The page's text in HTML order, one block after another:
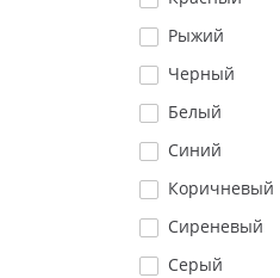
Рыжий
Черный
Белый
Синий
Коричневый
Сиреневый
Серый